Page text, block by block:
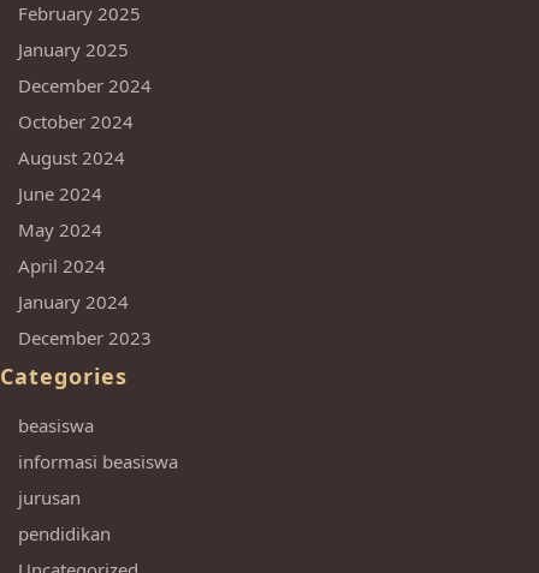
February 2025
January 2025
December 2024
October 2024
August 2024
June 2024
May 2024
April 2024
January 2024
December 2023
Categories
beasiswa
informasi beasiswa
jurusan
pendidikan